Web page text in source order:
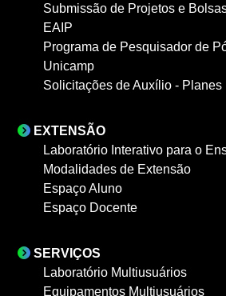
Submissão de Projetos e
EAIP
Programa de Pesquisador de
Unicamp
Solicitações de Auxílio - Planes
EXTENSÃO
Laboratório Interativo para o
Modalidades de Extensão
Espaço Aluno
Espaço Docente
SERVIÇOS
Laboratório Multiusuários
Equipamentos Multiusuários